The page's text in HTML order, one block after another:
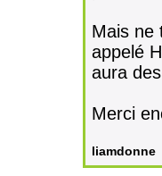
Mais ne
appelé
aura
Merci
liamdonne